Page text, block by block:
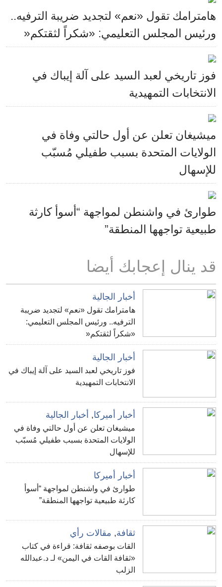
هامترامك تقول «نعم» لتجديد ضريبة الترفيه..
ورئيس المجلس التعليمي: «شكراً لثقتكم«
فوز تاريخي لعبد السيد على آلة إيباك في
الانتخابات التمهيدية
ميشيغان تعلن عن أول حالتي وفاة في
الولايات المتحدة بسبب طفيلي مُسبّب
للإسهال
طوارئ في واشنطن لمواجهة “أسوأ كارثة
طبيعية تواجهها المنطقة”
قد ينال إعجابك أيضا
أخبار الجالية
هامترامك تقول «نعم» لتجديد ضريبة
الترفيه.. ورئيس المجلس التعليمي:
«شكراً لثقتكم«
أخبار الجالية
فوز تاريخي لعبد السيد على آلة إيباك في
الانتخابات التمهيدية
أخبار أميركا, أخبار الجالية
ميشيغان تعلن عن أول حالتي وفاة في
الولايات المتحدة بسبب طفيلي مُسبّب
للإسهال
أخبار أميركا
طوارئ في واشنطن لمواجهة “أسوأ
كارثة طبيعية تواجهها المنطقة”
ثقافة, مقالات رأي
القات بوصفه ثقافة: قراءة في كتاب
«ثقافة القات في اليمن» لـ د.عبدالله
الزلب